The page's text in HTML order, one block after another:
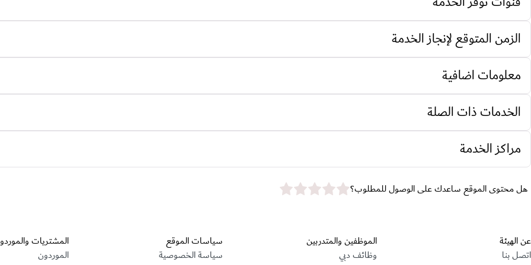
الزمن المتوقع لإنجاز الخدمة
معلومات اضافية
الخدمات ذات الصلة
مراكز الخدمة
هل محتوى الموقع ساعدك على الوصول للمطلوب؟star rating
عن الهيئة
اتصل بنا
الموظفين والمتدربين
وظائف دبي
سياسات الموقع
سياسة الخصوصية
المشتريات
الموردون